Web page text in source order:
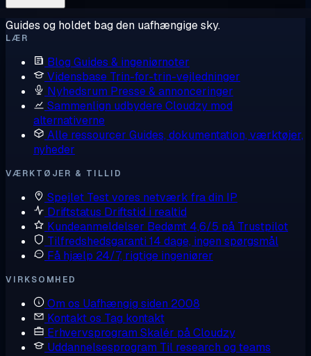
Guides og holdet bag den uafhængige sky.
LÆR
Blog Guides & ingeniørnoter
Vidensbase Trin-for-trin-vejledninger
Nyhedsrum Presse & annonceringer
Sammenlign udbydereCloudzy mod
alternativerne
Alle ressourcer Guides, dokumentation, værktøjer,
nyheder
VÆRKTØJER & TILLID
Spejlet Test vores netværk fra din IP
Driftstatus Driftstid i realtid
Kundeanmeldelser Bedømt 4,6/5 på Trustpilot
Tilfredshedsgaranti 14 dage, ingen spørgsmål
Få hjælp 24/7, rigtige ingeniører
VIRKSOMHED
Om os Uafhængig siden 2008
Kontakt os Tag kontakt
Erhvervsprogram Skalér på Cloudzy
Uddannelsesprogram Til research og teams